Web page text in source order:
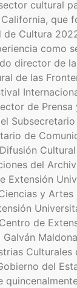
cultural
que
de Cultura
como
director de
de las
de
de
del
Extensión
y Artes
de
Galván
Culturales
del